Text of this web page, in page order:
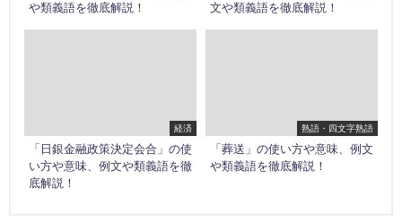
や類義語を徹底解説！
文や類義語を徹底解説！
経済
「日銀金融政策決定会合」の使
い方や意味、例文や類義語を徹
底解説！
熟語・四文字熟語
「葬送」の使い方や意味、例文
や類義語を徹底解説！